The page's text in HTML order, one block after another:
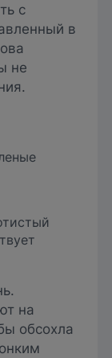
с
в
не
на
обсохла